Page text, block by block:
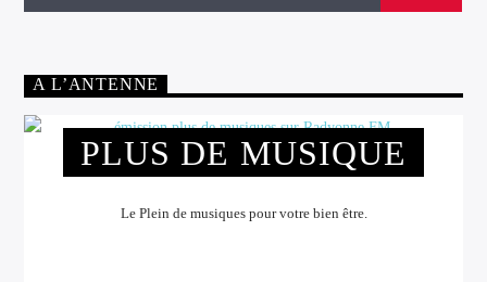
A L’ANTENNE
PLUS DE MUSIQUE
Le Plein de musiques pour votre bien être.